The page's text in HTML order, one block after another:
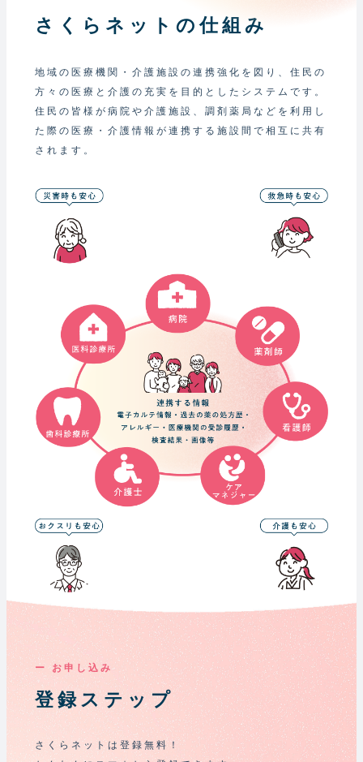
さくらネットの仕組み
地域の医療機関・介護施設の連携強化を図り、住民の
方々の医療と介護の充実を目的としたシステムです。
住民の皆様が病院や介護施設、調剤薬局などを利用し
た際の医療・介護情報が連携する施設間で相互に共有
されます。
ー お申し込み
登録ステップ
さくらネットは登録無料！